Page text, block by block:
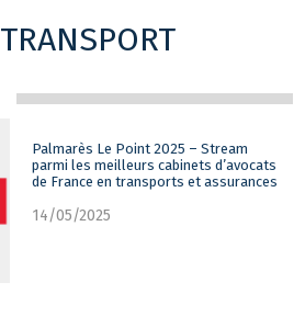
TRANSPORT
Palmarès Le Point 2025 – Stream
parmi les meilleurs cabinets d’avocats
de France en transports et assurances
14/05/2025